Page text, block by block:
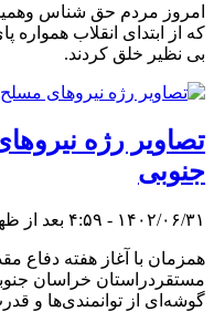
امروز مردم حق شناس
که از ابتدای انقلاب
بی نظیر خلق کردند.
تصاویر رژه
جنوبی
۱۴۰۲/۰۶/۳۱ - ۴:۵۹ بعد از ظهر
همزمان با آغاز هفته دفاع
مستقردراستان خراسان
گوشه‌ای از توانمندی‌ها و